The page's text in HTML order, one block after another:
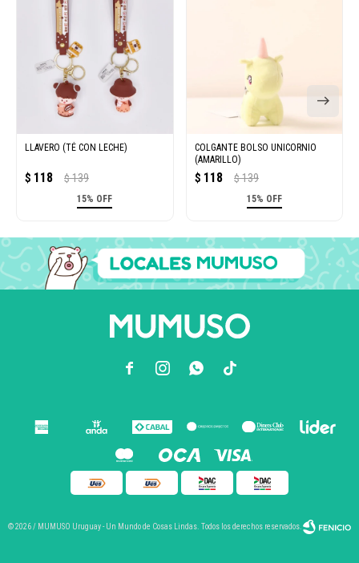
LLAVERO (TÉ CON LECHE)
$ 118 $ 139
15% OFF
COLGANTE BOLSO UNICORNIO
(AMARILLO)
$ 118 $ 139
15% OFF
  
© 2026 / MUMUSO Uruguay - Un Mundo de Cosas Lindas. Todos los derechos reservados.